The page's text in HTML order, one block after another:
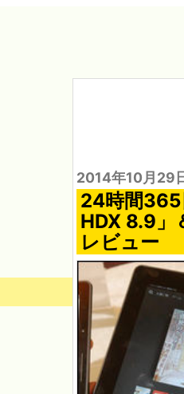
2014年10月29
24時間365
HDX 8.9」
レビュー